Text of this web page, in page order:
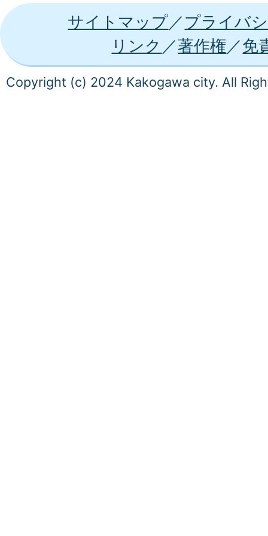
サイトマップ
プライバ
リンク
著作権 免
Copyright (c) 2024 Kakogawa city. All